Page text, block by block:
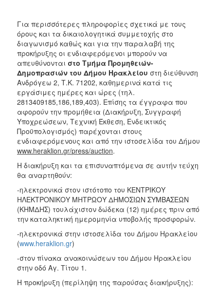
Για περισσότερες πληροφορίες σχετικά με τους
όρους και τα δικαιολογητικά συμμετοχής στο
διαγωνισμό καθώς και για την παραλαβή της
προκήρυξης οι ενδιαφερόμενοι μπορούν να
απευθύνονται στο Τμήμα Προμηθειών-
Δημοπρασιών του Δήμου Ηρακλείου στη διεύθυνση
Ανδρόγεω 2, Τ.Κ. 71202, καθημερινά κατά τις
εργάσιμες ημέρες και ώρες (τηλ.
2813409185,186,189,403). Επίσης τα έγγραφα που
αφορούν την προμήθεια (Διακήρυξη, Συγγραφή
Υποχρεώσεων, Τεχνική Έκθεση, Ενδεικτικός
Προϋπολογισμός) παρέχονται στους
ενδιαφερόμενους και από την ιστοσελίδα του Δήμου
www.heraklion.gr/press/auction.
Η διακήρυξη και τα επισυναπτόμενα σε αυτήν τεύχη
θα αναρτηθούν:
-ηλεκτρονικά στον ιστότοπο του ΚΕΝΤΡΙΚΟΥ
ΗΛΕΚΤΡΟΝΙΚΟΥ ΜΗΤΡΩΟΥ ΔΗΜΟΣΙΩΝ ΣΥΜΒΑΣΕΩΝ
(ΚΗΜΔΗΣ) τουλάχιστον δώδεκα (12) ημέρες πριν από
την καταληκτική ημερομηνία υποβολής προσφορών.
-ηλεκτρονικά στην ιστοσελίδα του Δήμου Ηρακλείου
(www.heraklion.gr)
-στον πίνακα ανακοινώσεων του Δήμου Ηρακλείου
στην οδό Αγ. Τίτου 1.
Η προκήρυξη (περίληψη της παρούσας διακήρυξης):